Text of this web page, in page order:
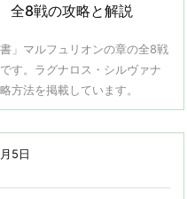
全8戦の攻略と解説
書」マルフュリオンの章の全8戦
す。ラグナロス・シルヴァナ
方法を掲載しています。
5日